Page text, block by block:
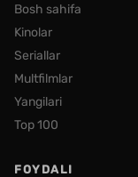
Bosh sahifa
Kinolar
Seriallar
Multfilmlar
Yangilari
Top 100
FOYDALI